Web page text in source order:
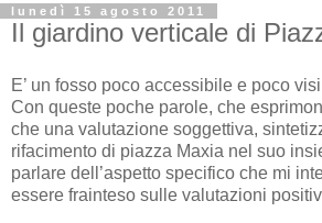
lunedì 15 agosto 2011
Il giardino verticale di
E’ un fosso poco accessibile e poco
Con queste poche parole, che
che una valutazione soggettiva,
rifacimento di piazza Maxia nel suo
parlare dell’aspetto specifico che mi
essere frainteso sulle valutazioni